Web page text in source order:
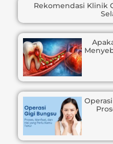
Rekomendasi Klinik